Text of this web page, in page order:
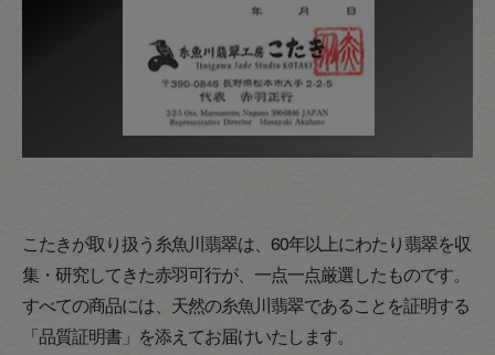
こたきが取り扱う糸魚川翡翠は、60年以上にわたり翡翠を収
集・研究してきた赤羽可行が、一点一点厳選したものです。
すべての商品には、天然の糸魚川翡翠であることを証明する
「品質証明書」を添えてお届けいたします。